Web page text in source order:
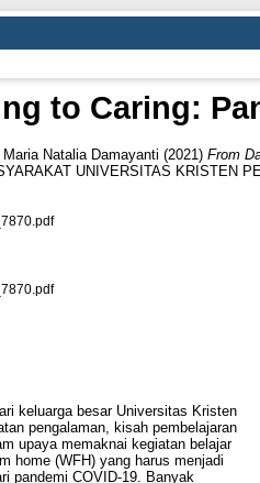
to Caring:
Maria Natalia Damayanti (2021) From
UNIVERSITAS KRISTEN
keluarga besar Universitas Kristen
pengalaman, kisah pembelajaran
upaya memaknai kegiatan belajar
home (WFH) yang harus menjadi
pandemi COVID-19. Banyak